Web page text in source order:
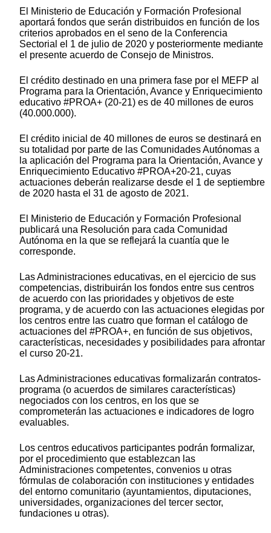
El Ministerio de Educación y Formación Profesional
aportará fondos que serán distribuidos en función de los
criterios aprobados en el seno de la Conferencia
Sectorial el 1 de julio de 2020 y posteriormente mediante
el presente acuerdo de Consejo de Ministros.
El crédito destinado en una primera fase por el MEFP al
Programa para la Orientación, Avance y Enriquecimiento
educativo #PROA+ (20-21) es de 40 millones de euros
(40.000.000).
El crédito inicial de 40 millones de euros se destinará en
su totalidad por parte de las Comunidades Autónomas a
la aplicación del Programa para la Orientación, Avance y
Enriquecimiento Educativo #PROA+20-21, cuyas
actuaciones deberán realizarse desde el 1 de septiembre
de 2020 hasta el 31 de agosto de 2021.
El Ministerio de Educación y Formación Profesional
publicará una Resolución para cada Comunidad
Autónoma en la que se reflejará la cuantía que le
corresponde.
Las Administraciones educativas, en el ejercicio de sus
competencias, distribuirán los fondos entre sus centros
de acuerdo con las prioridades y objetivos de este
programa, y de acuerdo con las actuaciones elegidas por
los centros entre las cuatro que forman el catálogo de
actuaciones del #PROA+, en función de sus objetivos,
características, necesidades y posibilidades para afrontar
el curso 20-21.
Las Administraciones educativas formalizarán contratos-
programa (o acuerdos de similares características)
negociados con los centros, en los que se
comprometerán las actuaciones e indicadores de logro
evaluables.
Los centros educativos participantes podrán formalizar,
por el procedimiento que establezcan las
Administraciones competentes, convenios u otras
fórmulas de colaboración con instituciones y entidades
del entorno comunitario (ayuntamientos, diputaciones,
universidades, organizaciones del tercer sector,
fundaciones u otras).